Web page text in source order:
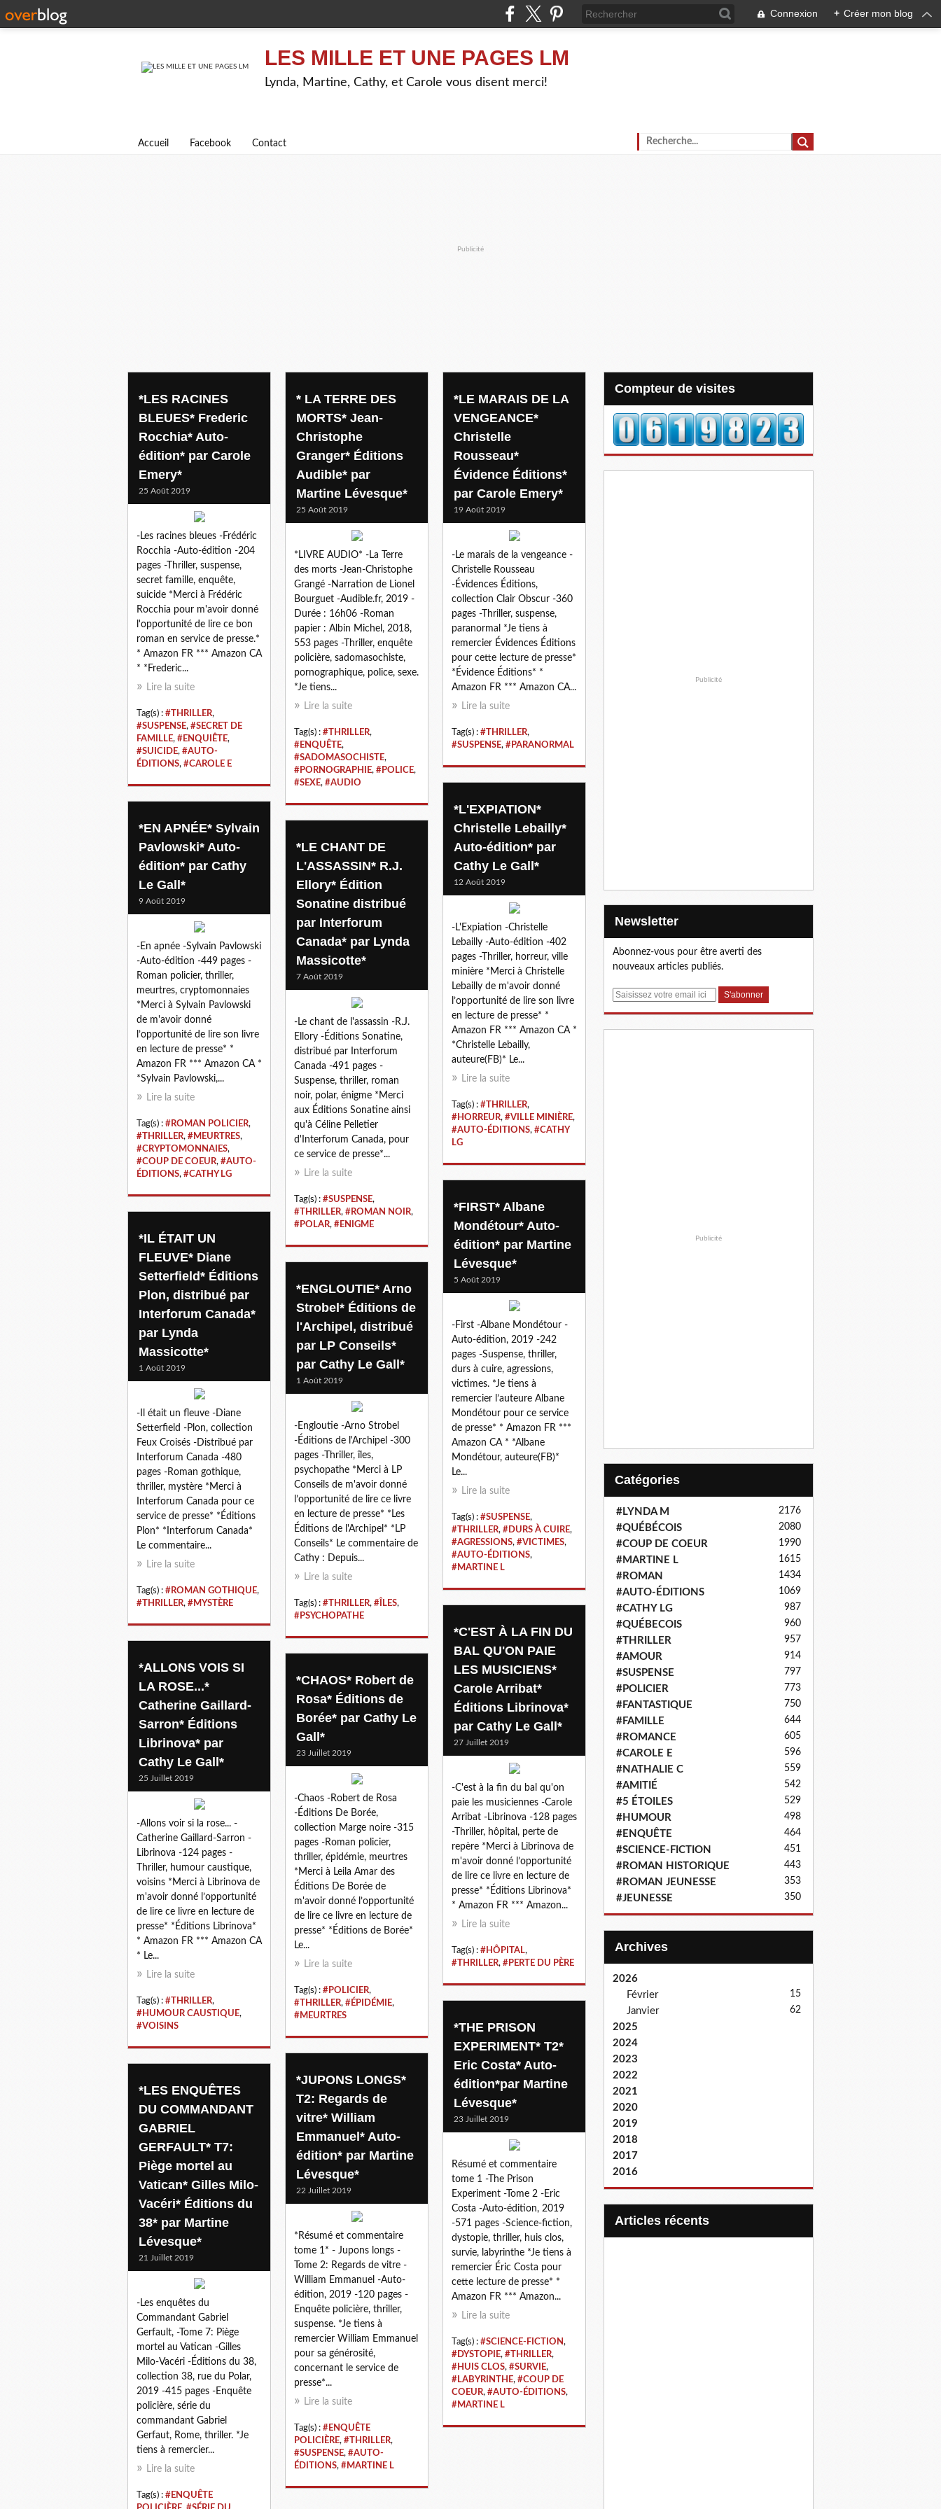
Connexion + Créer mon blog
LES MILLE ET UNE PAGES LM
Lynda, Martine, Cathy, et Carole vous disent merci!
Accueil Facebook Contact
Publicité
thriller
*LES RACINES
BLEUES* Frederic
Rocchia* Auto-
édition* par Carole
Emery*
25 Août 2019
-Les racines bleues -Frédéric
Rocchia -Auto-édition -204
pages -Thriller, suspense,
secret famille, enquête,
suicide *Merci à Frédéric
Rocchia pour m'avoir donné
l'opportunité de lire ce bon
roman en service de presse.*
* Amazon FR *** Amazon CA
* *Frederic...
Lire la suite
Tag(s) : #THRILLER,
#SUSPENSE, #SECRET DE
FAMILLE, #ENQUIÊTE,
#SUICIDE, #AUTO-
ÉDITIONS, #CAROLE E
* LA TERRE DES
MORTS* Jean-
Christophe
Granger* Éditions
Audible* par
Martine Lévesque*
25 Août 2019
*LIVRE AUDIO* -La Terre
des morts -Jean-Christophe
Grangé -Narration de Lionel
Bourguet -Audible.fr, 2019 -
Durée : 16h06 -Roman
papier : Albin Michel, 2018,
553 pages -Thriller, enquête
policière, sadomasochiste,
pornographique, police, sexe.
*Je tiens...
Lire la suite
Tag(s) : #THRILLER,
#ENQUÊTE,
#SADOMASOCHISTE,
#PORNOGRAPHIE, #POLICE,
#SEXE, #AUDIO
*LE MARAIS DE LA
VENGEANCE*
Christelle
Rousseau*
Évidence Éditions*
par Carole Emery*
19 Août 2019
-Le marais de la vengeance -
Christelle Rousseau
-Évidences Éditions,
collection Clair Obscur -360
pages -Thriller, suspense,
paranormal *Je tiens à
remercier Évidences Éditions
pour cette lecture de presse*
*Évidence Éditions* *
Amazon FR *** Amazon CA...
Lire la suite
Tag(s) : #THRILLER,
#SUSPENSE, #PARANORMAL
*L'EXPIATION*
Christelle Lebailly*
Auto-édition* par
Cathy Le Gall*
12 Août 2019
-L'Expiation -Christelle
Lebailly -Auto-édition -402
pages -Thriller, horreur, ville
minière *Merci à Christelle
Lebailly de m'avoir donné
l’opportunité de lire son livre
en lecture de presse* *
Amazon FR *** Amazon CA *
*Christelle Lebailly,
auteure(FB)* Le...
Lire la suite
Tag(s) : #THRILLER,
#HORREUR, #VILLE MINIÈRE,
#AUTO-ÉDITIONS, #CATHY
LG
*EN APNÉE* Sylvain
Pavlowski* Auto-
édition* par Cathy
Le Gall*
9 Août 2019
-En apnée -Sylvain Pavlowski
-Auto-édition -449 pages -
Roman policier, thriller,
meurtres, cryptomonnaies
*Merci à Sylvain Pavlowski
de m'avoir donné
l’opportunité de lire son livre
en lecture de presse* *
Amazon FR *** Amazon CA *
*Sylvain Pavlowski,...
Lire la suite
Tag(s) : #ROMAN POLICIER,
#THRILLER, #MEURTRES,
#CRYPTOMONNAIES,
#COUP DE COEUR, #AUTO-
ÉDITIONS, #CATHY LG
*LE CHANT DE
L'ASSASSIN* R.J.
Ellory* Édition
Sonatine distribué
par Interforum
Canada* par Lynda
Massicotte*
7 Août 2019
-Le chant de l'assassin -R.J.
Ellory -Éditions Sonatine,
distribué par Interforum
Canada -491 pages -
Suspense, thriller, roman
noir, polar, énigme *Merci
aux Éditions Sonatine ainsi
qu'à Céline Pelletier
d'Interforum Canada, pour
ce service de presse*...
Lire la suite
Tag(s) : #SUSPENSE,
#THRILLER, #ROMAN NOIR,
#POLAR, #ENIGME
*FIRST* Albane
Mondétour* Auto-
édition* par Martine
Lévesque*
5 Août 2019
-First -Albane Mondétour -
Auto-édition, 2019 -242
pages -Suspense, thriller,
durs à cuire, agressions,
victimes. *Je tiens à
remercier l’auteure Albane
Mondétour pour ce service
de presse* * Amazon FR ***
Amazon CA * *Albane
Mondétour, auteure(FB)*
Le...
Lire la suite
Tag(s) : #SUSPENSE,
#THRILLER, #DURS À CUIRE,
#AGRESSIONS, #VICTIMES,
#AUTO-ÉDITIONS,
#MARTINE L
*IL ÉTAIT UN
FLEUVE* Diane
Setterfield* Éditions
Plon, distribué par
Interforum Canada*
par Lynda
Massicotte*
1 Août 2019
-Il était un fleuve -Diane
Setterfield -Plon, collection
Feux Croisés -Distribué par
Interforum Canada -480
pages -Roman gothique,
thriller, mystère *Merci à
Interforum Canada pour ce
service de presse* *Éditions
Plon* *Interforum Canada*
Le commentaire...
Lire la suite
Tag(s) : #ROMAN GOTHIQUE,
#THRILLER, #MYSTÈRE
*ENGLOUTIE* Arno
Strobel* Éditions de
l'Archipel, distribué
par LP Conseils*
par Cathy Le Gall*
1 Août 2019
-Engloutie -Arno Strobel
-Éditions de l'Archipel -300
pages -Thriller, îles,
psychopathe *Merci à LP
Conseils de m'avoir donné
l’opportunité de lire ce livre
en lecture de presse* *Les
Éditions de l'Archipel* *LP
Conseils* Le commentaire de
Cathy : Depuis...
Lire la suite
Tag(s) : #THRILLER, #ÎLES,
#PSYCHOPATHE
*C'EST À LA FIN DU
BAL QU'ON PAIE
LES MUSICIENS*
Carole Arribat*
Éditions Librinova*
par Cathy Le Gall*
27 Juillet 2019
-C'est à la fin du bal qu'on
paie les musiciennes -Carole
Arribat -Librinova -128 pages
-Thriller, hôpital, perte de
repère *Merci à Librinova de
m'avoir donné l’opportunité
de lire ce livre en lecture de
presse* *Éditions Librinova*
* Amazon FR *** Amazon...
Lire la suite
Tag(s) : #HÔPITAL,
#THRILLER, #PERTE DU PÈRE
*ALLONS VOIS SI
LA ROSE...*
Catherine Gaillard-
Sarron* Éditions
Librinova* par
Cathy Le Gall*
25 Juillet 2019
-Allons voir si la rose... -
Catherine Gaillard-Sarron -
Librinova -124 pages -
Thriller, humour caustique,
voisins *Merci à Librinova de
m'avoir donné l’opportunité
de lire ce livre en lecture de
presse* *Éditions Librinova*
* Amazon FR *** Amazon CA
* Le...
Lire la suite
Tag(s) : #THRILLER,
#HUMOUR CAUSTIQUE,
#VOISINS
*CHAOS* Robert de
Rosa* Éditions de
Borée* par Cathy Le
Gall*
23 Juillet 2019
-Chaos -Robert de Rosa
-Éditions De Borée,
collection Marge noire -315
pages -Roman policier,
thriller, épidémie, meurtres
*Merci à Leila Amar des
Éditions De Borée de
m'avoir donné l’opportunité
de lire ce livre en lecture de
presse* *Éditions de Borée*
Le...
Lire la suite
Tag(s) : #POLICIER,
#THRILLER, #ÉPIDÉMIE,
#MEURTRES
*THE PRISON
EXPERIMENT* T2*
Eric Costa* Auto-
édition*par Martine
Lévesque*
23 Juillet 2019
Résumé et commentaire
tome 1 -The Prison
Experiment -Tome 2 -Eric
Costa -Auto-édition, 2019
-571 pages -Science-fiction,
dystopie, thriller, huis clos,
survie, labyrinthe *Je tiens à
remercier Éric Costa pour
cette lecture de presse* *
Amazon FR *** Amazon...
Lire la suite
Tag(s) : #SCIENCE-FICTION,
#DYSTOPIE, #THRILLER,
#HUIS CLOS, #SURVIE,
#LABYRINTHE, #COUP DE
COEUR, #AUTO-ÉDITIONS,
#MARTINE L
*JUPONS LONGS*
T2: Regards de
vitre* William
Emmanuel* Auto-
édition* par Martine
Lévesque*
22 Juillet 2019
*Résumé et commentaire
tome 1* - Jupons longs -
Tome 2: Regards de vitre -
William Emmanuel -Auto-
édition, 2019 -120 pages -
Enquête policière, thriller,
suspense. *Je tiens à
remercier William Emmanuel
pour sa générosité,
concernant le service de
presse*...
Lire la suite
Tag(s) : #ENQUÊTE
POLICIÈRE, #THRILLER,
#SUSPENSE, #AUTO-
ÉDITIONS, #MARTINE L
*LES ENQUÊTES
DU COMMANDANT
GABRIEL
GERFAULT* T7:
Piège mortel au
Vatican* Gilles Milo-
Vacéri* Éditions du
38* par Martine
Lévesque*
21 Juillet 2019
-Les enquêtes du
Commandant Gabriel
Gerfault, -Tome 7: Piège
mortel au Vatican -Gilles
Milo-Vacéri -Éditions du 38,
collection 38, rue du Polar,
2019 -415 pages -Enquête
policière, série du
commandant Gabriel
Gerfaut, Rome, thriller. *Je
tiens à remercier...
Lire la suite
Tag(s) : #ENQUÊTE
Compteur de visites
Publicité
Newsletter
Abonnez-vous pour être averti des
nouveaux articles publiés.
E
Publicité
Catégories
#LYNDA M 2176
#QUÉBÉCOIS 2080
#COUP DE COEUR 1990
#MARTINE L 1615
#ROMAN 1434
#AUTO-ÉDITIONS 1069
#CATHY LG 987
#QUÉBECOIS 960
#THRILLER 957
#AMOUR 914
#SUSPENSE 797
#POLICIER 773
#FANTASTIQUE 750
#FAMILLE 644
#ROMANCE 605
#CAROLE E 596
#NATHALIE C 559
#AMITIÉ 542
#5 ÉTOILES 529
#HUMOUR 498
#ENQUÊTE 464
#SCIENCE-FICTION 451
#ROMAN HISTORIQUE 443
#ROMAN JEUNESSE 353
#JEUNESSE 350
Archives
2026
Février
15
Janvier 62
2025
2024
2023
2022
2021
2020
2019
2018
2017
2016
articles récents